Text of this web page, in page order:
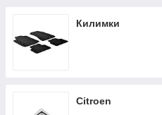
Килимки
Citroen